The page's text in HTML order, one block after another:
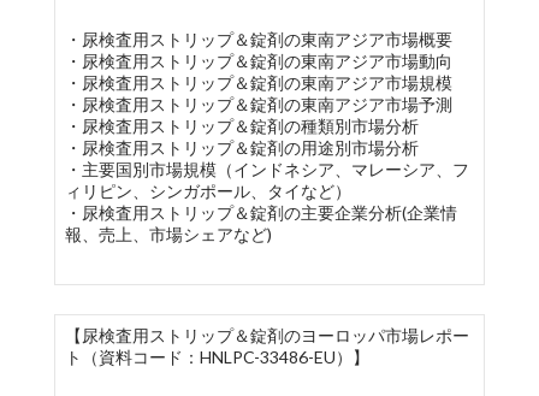
・尿検査用ストリップ＆錠剤の東南アジア市場概要
・尿検査用ストリップ＆錠剤の東南アジア市場動向
・尿検査用ストリップ＆錠剤の東南アジア市場規模
・尿検査用ストリップ＆錠剤の東南アジア市場予測
・尿検査用ストリップ＆錠剤の種類別市場分析
・尿検査用ストリップ＆錠剤の用途別市場分析
・主要国別市場規模（インドネシア、マレーシア、フ
ィリピン、シンガポール、タイなど）
・尿検査用ストリップ＆錠剤の主要企業分析(企業情
報、売上、市場シェアなど)
【尿検査用ストリップ＆錠剤のヨーロッパ市場レポー
ト（資料コード：HNLPC-33486-EU）】